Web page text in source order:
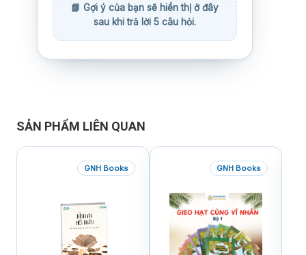
SẢN PHẨM LIÊN QUAN
GNH Books GNH Books